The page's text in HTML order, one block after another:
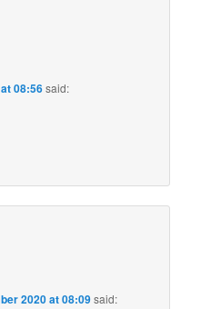
08:56said:
2020 at 08:09said: